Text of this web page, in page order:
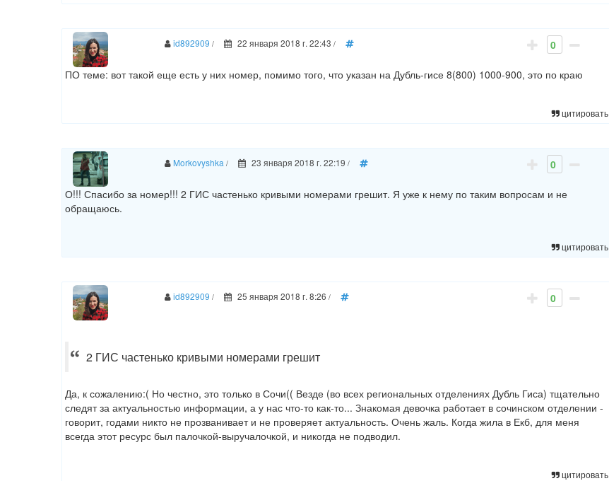
id892909 / 22 января 2018 г. 22:43 / 0
ПО теме: вот такой еще есть у них номер, помимо того, что указан на Дубль-гисе 8(800) 1000-900, это по краю
цитировать
Morkovyshka / 23 января 2018 г. 22:19 / 0
О!!! Спасибо за номер!!! 2 ГИС частенько кривыми номерами грешит. Я уже к нему по таким вопросам и не
обращаюсь.
цитировать
id892909 / 25 января 2018 г. 8:26 / 0
2 ГИС частенько кривыми номерами грешит
Да, к сожалению:( Но честно, это только в Сочи(( Везде (во всех региональных отделениях Дубль Гиса) тщательно
следят за актуальностью информации, а у нас что-то как-то... Знакомая девочка работает в сочинском отделении -
говорит, годами никто не прозванивает и не проверяет актуальность. Очень жаль. Когда жила в Екб, для меня
всегда этот ресурс был палочкой-выручалочкой, и никогда не подводил.
цитировать